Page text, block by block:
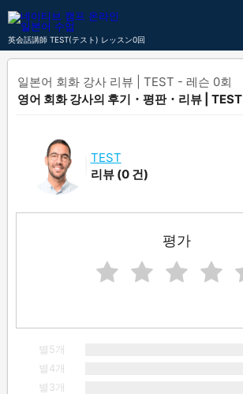
英会話講師 TEST(テスト) レッスン0回
일본어 회화 강사 리뷰 | TEST - 레슨 0회
영어 회화 강사의 후기・평판・리뷰 | TEST
TEST
리뷰 (0 건)
평가
별5개
별4개
별3개